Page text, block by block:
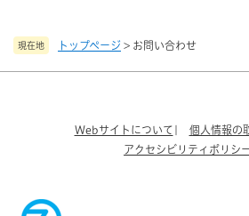
現在地 トップページ > お問い合わせ
Webサイトについて 個人情報の
アクセシビリティポリシ